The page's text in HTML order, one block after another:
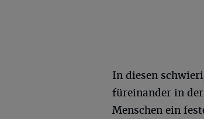
In diesen
füreinander in
Menschen ein